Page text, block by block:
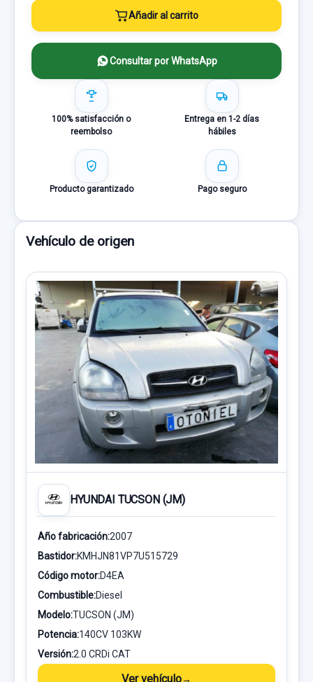
Añadir al carrito
Consultar por WhatsApp
100% satisfacción o
reembolso
Entrega en 1-2 días
hábiles
Producto garantizado Pago seguro
Vehículo de origen
HYUNDAI TUCSON (JM)
Año fabricación:2007
Bastidor:KMHJN81VP7U515729
Código motor:D4EA
Combustible:Diesel
Modelo:TUCSON (JM)
Potencia:140CV 103KW
Versión:2.0 CRDi CAT
Ver vehículo